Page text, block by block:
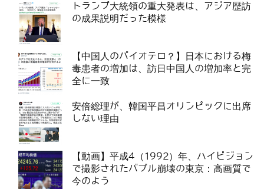
トランプ大統領の重大発表は、アジア歴訪
の成果説明だった模様
【中国人のバイオテロ？】日本における梅
毒患者の増加は、訪日中国人の増加率と完
全に一致
安倍総理が、韓国平昌オリンピックに出席
しない理由
【動画】平成4（1992）年、ハイビジョン
で撮影されたバブル崩壊の東京：高画質で
今のよう